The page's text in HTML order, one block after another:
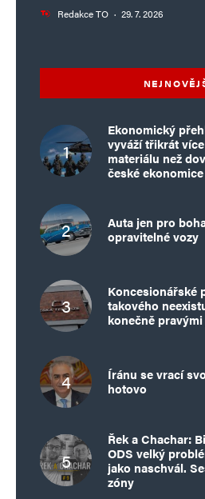
Redakce TO · 29. 7. 2026
Ekonomický
vyváží třikrát
materiálu než
české
Auta jen pro
opravitelné vozy
Koncesionářské
takového
konečně
Íránu se vrací
hotovo
Řek a Chachar:
ODS velký
jako naschvál.
zóny